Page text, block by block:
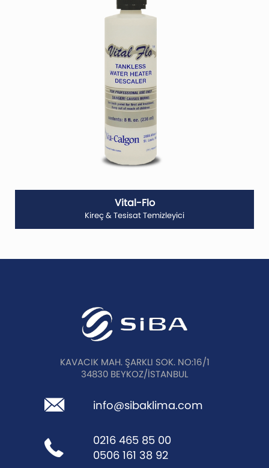
Vital-Flo
Kireç & Tesisat Temizleyici
KAVACIK MAH. ŞARKLI SOK. NO:16/1
34830 BEYKOZ/İSTANBUL
info@sibaklima.com
0216 465 85 00
0506 161 38 92